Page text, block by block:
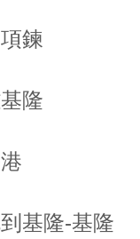
鍊
隆
基隆-基隆